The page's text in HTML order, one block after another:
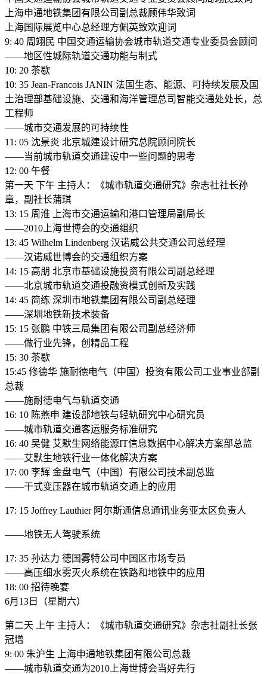
上海申通地铁集团有限公司副总裁顾伟华致词
上海国际展览中心总经理方佩英致欢迎词
9: 40 周翊民 中国交通运输协会城市轨道交通专业委员会顾问
——地区性城际轨道交通功能与制式
10: 20 茶歇
10: 35 Jean-Francois JANIN 法国生态、能源、可持续发展及国
土治理部基础设施、交通和海洋管理总司智能交通处处长，总
工程师
——城市交通发展的可持续性
11: 05 沈景炎 北京城建设计研究总院顾问院长
——当前城市轨道交通建设中一些问题的思考
12: 00 午餐
第一天 下午 主持人：《城市轨道交通研究》杂志社社长孙
章，副社长蒲琪
13: 15 周淮 上海市交通运输和港口管理局副局长
——2010上海世博会的交通组织
13: 45 Wilhelm Lindenberg 汉诺威公共交通公司总经理
——汉诺威世博会的交通组织方案
14: 15 高朋 北京市基础设施投资有限公司副总经理
——北京城市轨道交通投融资模式创新及实践
14: 45 简练 深圳市地铁集团有限公司副总经理
——深圳地铁新技术装备
15: 15 张鹏 中铁三局集团有限公司副总经济师
——做行业先锋，创精品工程
15: 30 茶歇
15:45 修德华 施耐德电气（中国）投资有限公司工业事业部副
总裁
——施耐德电气与轨道交通
16: 10 陈燕申 建设部地铁与轻轨研究中心研究员
——城市轨道交通客运服务标准研究
16: 40 吴健 艾默生网络能源IT信息数据中心解决方案部总监
——艾默生地铁行业一体化解决方案
17: 00 李辉 金盘电气（中国）有限公司技术副总监
——干式变压器在城市轨道交通上的应用
17: 15 Joffrey Lauthier 阿尔斯通信息通讯业务亚太区负责人
——地铁无人驾驶系统
17: 35 孙达力 德国雾特公司中国区市场专员
——高压细水雾灭火系统在铁路和地铁中的应用
18: 00 招待晚宴
6月13日（星期六）
第二天 上午 主持人：《城市轨道交通研究》杂志社副社长张
冠增
9: 00 朱沪生 上海申通地铁集团有限公司总裁
——城市轨道交通为2010上海世博会当好先行